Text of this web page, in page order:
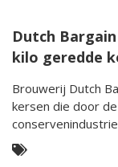
Dutch
kilo geredde
Brouwerij Dutch
kersen die door